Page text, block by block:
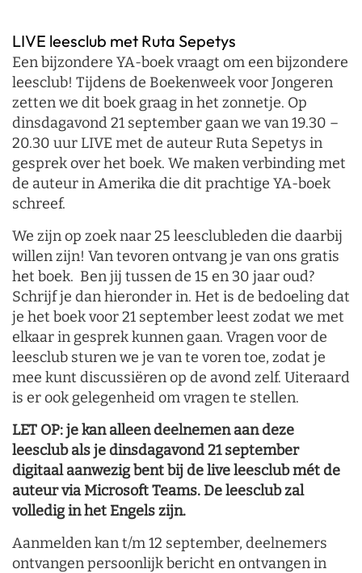
LIVE leesclub met Ruta Sepetys
Een bijzondere YA-boek vraagt om een bijzondere
leesclub! Tijdens de Boekenweek voor Jongeren
zetten we dit boek graag in het zonnetje. Op
dinsdagavond 21 september gaan we van 19.30 –
20.30 uur LIVE met de auteur Ruta Sepetys in
gesprek over het boek. We maken verbinding met
de auteur in Amerika die dit prachtige YA-boek
schreef.
We zijn op zoek naar 25 leesclubleden die daarbij
willen zijn! Van tevoren ontvang je van ons gratis
het boek. Ben jij tussen de 15 en 30 jaar oud?
Schrijf je dan hieronder in. Het is de bedoeling dat
je het boek voor 21 september leest zodat we met
elkaar in gesprek kunnen gaan. Vragen voor de
leesclub sturen we je van te voren toe, zodat je
mee kunt discussiëren op de avond zelf. Uiteraard
is er ook gelegenheid om vragen te stellen.
LET OP: je kan alleen deelnemen aan deze
leesclub als je dinsdagavond 21 september
digitaal aanwezig bent bij de live leesclub mét de
auteur via Microsoft Teams. De leesclub zal
volledig in het Engels zijn.
Aanmelden kan t/m 12 september, deelnemers
ontvangen persoonlijk bericht en ontvangen in